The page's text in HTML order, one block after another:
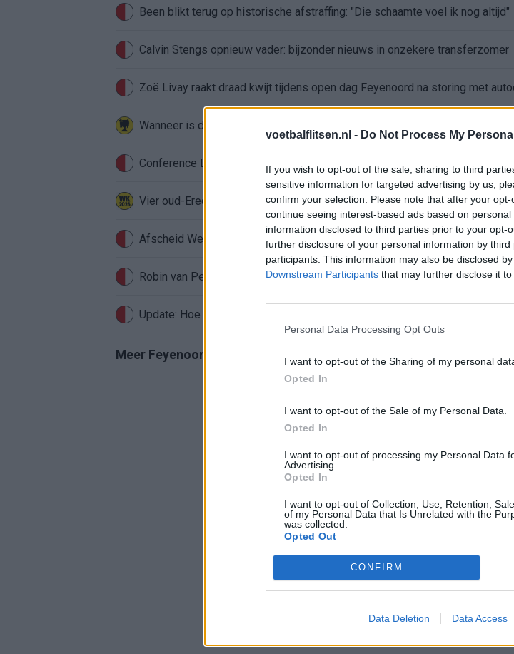
voetbalflitsen.nl - Do Not Process My
If you wish to opt-out of the sale, sharing to third
sensitive information for targeted advertising by us,
confirm your selection. Please note that after your
continue seeing interest-based ads based on
information disclosed to third parties prior to your opt-
further disclosure of your personal information by third
participants. This information may also be disclosed
Downstream Participants that may further disclose it
Personal Data Processing Opt Outs
I want to opt-out of the Sharing of my personal
Opted In
I want to opt-out of the Sale of my Personal Data.
Opted In
I want to opt-out of processing my Personal Data
Advertising.
Opted In
I want to opt-out of Collection, Use, Retention,
of my Personal Data that Is Unrelated with the
was collected.
Opted Out
CONFIRM
Data Deletion Data Access
Been blikt terug op historische afstraffing: "Die schaamte voel ik nog altijd"
Calvin Stengs opnieuw vader: bijzonder nieuws in onzekere transferzomer
Zoë Livay raakt draad kwijt tijdens open dag Feyenoord na storing met
Conference League-ophef: Hamrun uitgeschakeld na omstreden strafschop
Vier oud-Eredivisionisten kunnen wereldkampioen worden
Afscheid Wellenreuther roept iconisch Ajax-moment weer in herinnering
Robin van Persie zwijgt al veertig dagen: waarom blijft het zo stil?
Update: Hoe gaat het nu met Royston Drenthe
Meer Feyenoord-nieuws